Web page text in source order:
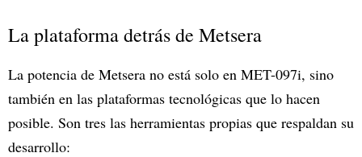
La plataforma detrás de Metsera
La potencia de Metsera no está solo en MET-097i, sino
también en las plataformas tecnológicas que lo hacen
posible. Son tres las herramientas propias que respaldan su
desarrollo: